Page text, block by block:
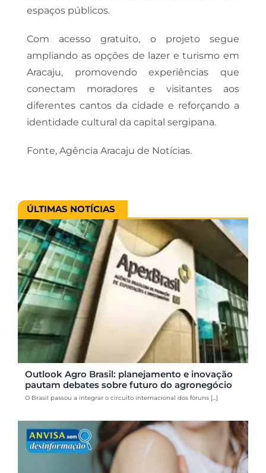
espaços públicos.
Com acesso gratuito, o projeto segue
ampliando as opções de lazer e turismo em
Aracaju, promovendo experiências que
conectam moradores e visitantes aos
diferentes cantos da cidade e reforçando a
identidade cultural da capital sergipana.
Fonte, Agência Aracaju de Notícias.
ÚLTIMAS NOTÍCIAS
Outlook Agro Brasil: planejamento e inovação
pautam debates sobre futuro do agronegócio
O Brasil passou a integrar o circuito internacional dos fóruns [...]